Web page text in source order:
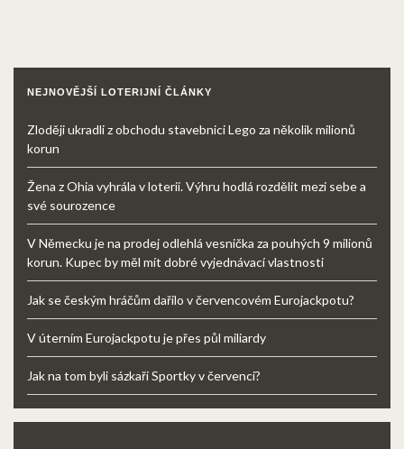
NEJNOVĚJŠÍ LOTERIJNÍ ČLÁNKY
Zloději ukradli z obchodu stavebnici Lego za několik milionů
korun
Žena z Ohia vyhrála v loterii. Výhru hodlá rozdělit mezi sebe a
své sourozence
V Německu je na prodej odlehlá vesnička za pouhých 9 milionů
korun. Kupec by měl mít dobré vyjednávací vlastnosti
Jak se českým hráčům dařilo v červencovém Eurojackpotu?
V úterním Eurojackpotu je přes půl miliardy
Jak na tom byli sázkaři Sportky v červenci?